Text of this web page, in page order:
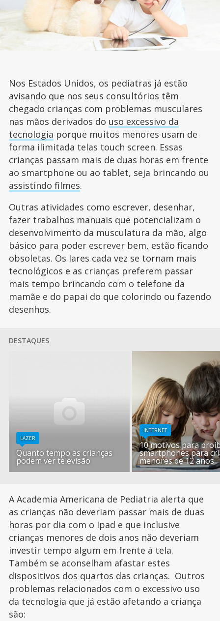
Nos Estados Unidos, os pediatras já estão
avisando que nos seus consultórios têm
chegado crianças com problemas musculares
nas mãos derivados do uso excessivo da
tecnologia porque muitos menores usam de
forma ilimitada telas touch screen. Essas
crianças passam mais de duas horas em frente
ao smartphone ou ao tablet, seja brincando ou
assistindo filmes.
Outras atividades como escrever, desenhar,
fazer trabalhos manuais que potencializam o
desenvolvimento da musculatura da mão, algo
básico para poder escrever bem, estão ficando
obsoletas. Os lares cada vez se tornam mais
tecnológicos e as crianças preferem passar
mais tempo brincando com o telefone da
mamãe e do papai do que colorindo ou fazendo
desenhos.
DESTAQUES
LAZER
Quanto tempo as crianças
podem ver televisão
INTERNET
10 motivos para
smartphones para
menores de 12 anos
A Academia Americana de Pediatria alerta que
as crianças não deveriam passar mais de duas
horas por dia com o Ipad e que inclusive
crianças menores de dois anos não deveriam
investir tempo algum em frente à tela.
Também se aconselham afastar estes
dispositivos dos quartos das crianças. Outros
problemas relacionados com o excessivo uso
da tecnologia que já estão afetando a criança
são: